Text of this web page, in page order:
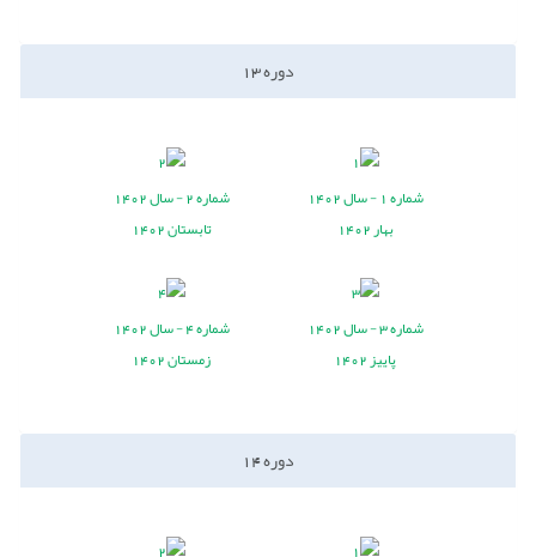
دوره13
شماره1 - سال1402
بهار 1402
شماره2 - سال1402
تابستان 1402
شماره3 - سال1402
پاییز 1402
شماره4 - سال1402
زمستان 1402
دوره14